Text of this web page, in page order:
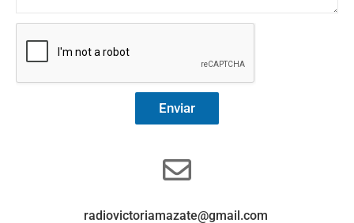
Enviar
radiovictoriamazate@gmail.com